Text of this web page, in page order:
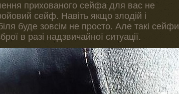
прихованого сейфа для вас не
сейф. Навіть якщо злодій і
буде зовсім не просто. Але такі сейфи
в разі надзвичайної ситуації.